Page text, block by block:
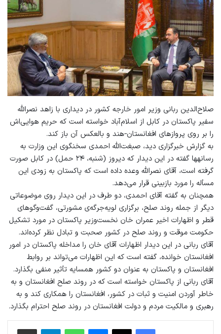
صلاح‌الدین ربانی وزیر امور خارجه‌ کشور در دیداری با زاهد نصرالله
سفیر پاکستان در کابل از اسلام‌آباد خواسته است که حریم هوایی‌اش
را بر روی پروازهای افغانستان‑هند و بالعکس آن باز کند.
به گزارش خبرگزاری دید، صبغت‌الله احمدی سخنگوی این وزارت به
رسانه‏ها گفته در این دیدار که دیروز (شنبه، ۲۴ حمل) در کابل صورت
گرفته است، آقای نصرالله وعده داده است که پاکستان به زودی این
مسأله را مورد بازبینی قرار می‌دهد.
همچنان به گفته‌ آقای احمدی، دو طرف در این دیدار روی موضوعاتی
دیگر از جمله روند صلح، برگزاری لویه‌جرگه‌ی مشورتی، گفت‌وگوهای
قطر و اظهارات اخیر عمران خان نخست‌وزیر پاکستان در مورد تشکیل
حکومت موقت و روند صلح در کشور صحبت و تبادل نظر کرده‌اند.
آقای ربانی در این دیدار اظهارات آقای خان را مداخله‌ پاکستان در امور
افغانستان خوانده، گفته است که این اظهارات می‌تواند بر روابط
افغانستان و پاکستان به عنوان دو کشور همسایه تأثیر منفی بگذارد.
آقای ربانی از پاکستان خواسته است که در روند صلح افغانستان و به
خاطر آوردن امنیت و ثبات در کشور، افغانستان را همکاری کند و به
رهبری و مالکیت مردم و دولت افغانستان در روند صلح احترام بگذارد.
فیس بوک X پیام رسان واتس آپ تلگرام اشتراک گذاری از طریق ایمیل